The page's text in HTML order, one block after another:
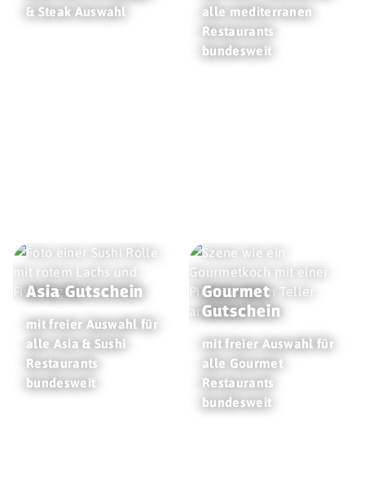
& Steak Auswahl
alle mediterranen
Restaurants
bundesweit
Asia Gutschein
mit freier Auswahl für
alle Asia & Sushi
Restaurants
bundesweit
Gourmet
Gutschein
mit freier Auswahl für
alle Gourmet
Restaurants
bundesweit